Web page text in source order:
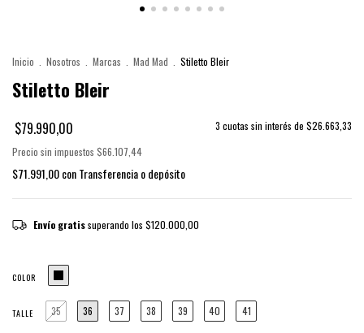
Inicio Nosotros Marcas Mad Mad Stiletto Bleir
Stiletto Bleir
$79.990,00 3 cuotas sin interés de $26.663,33
Precio sin impuestos $66.107,44
$71.991,00conTransferencia o depósito
Envío gratis superando los $120.000,00
COLOR
TALLE 35 36 37 38 39 40 41